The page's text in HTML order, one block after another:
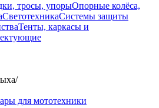
тросы, упорыОпорные колёса,
СветотехникаСистемы защиты
Тенты, каркасы и
/
для мототехники